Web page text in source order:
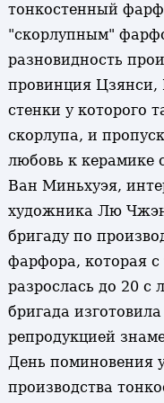
тонкостенный
"скорлупным"
разновидность
провинция
стенки у которого
скорлупа, и
любовь к керамике
Ван Миньхуэя,
художника Лю
бригаду по
фарфора, которая
разрослась до 20 с
бригада
репродукцией
День поминовения
производства